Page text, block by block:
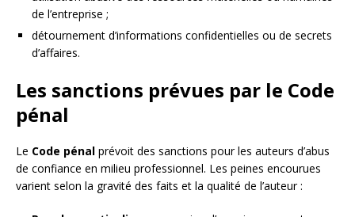
de l’entreprise ;
détournement d’informations confidentielles ou de secrets
d’affaires.
Les sanctions prévues par le Code
pénal
Le Code pénal prévoit des sanctions pour les auteurs d’abus
de confiance en milieu professionnel. Les peines encourues
varient selon la gravité des faits et la qualité de l’auteur :